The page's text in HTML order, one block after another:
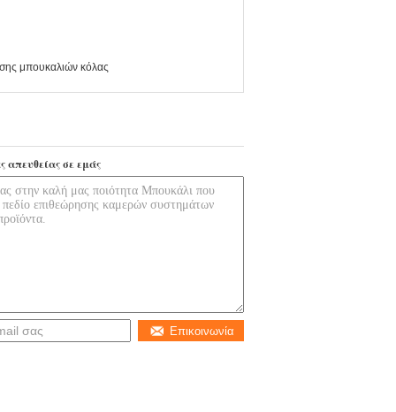
μπουκαλιών κόλας
απευθείας σε εμάς
Επικοινωνία